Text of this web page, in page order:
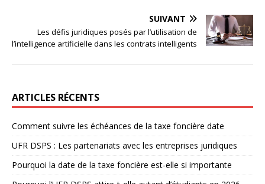
SUIVANT
Les défis juridiques posés par l’utilisation de
l’intelligence artificielle dans les contrats intelligents
ARTICLES RÉCENTS
Comment suivre les échéances de la taxe foncière date
UFR DSPS : Les partenariats avec les entreprises juridiques
Pourquoi la date de la taxe foncière est-elle si importante